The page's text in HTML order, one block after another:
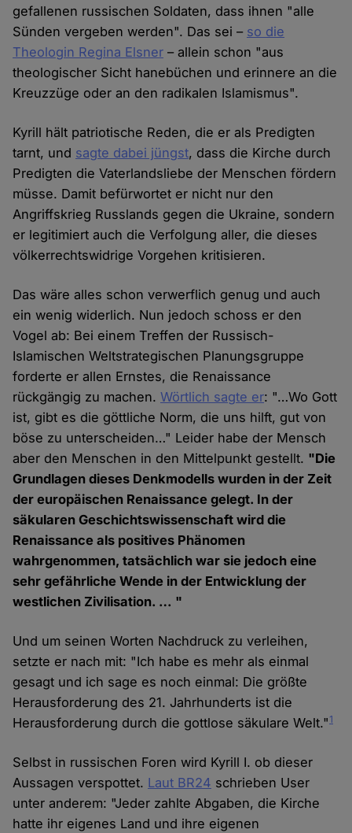
gefallenen russischen Soldaten, dass ihnen "alle
Sünden vergeben werden". Das sei – so die
Theologin Regina Elsner – allein schon "aus
theologischer Sicht hanebüchen und erinnere an die
Kreuzzüge oder an den radikalen Islamismus".
Kyrill hält patriotische Reden, die er als Predigten
tarnt, und sagte dabei jüngst, dass die Kirche durch
Predigten die Vaterlandsliebe der Menschen fördern
müsse. Damit befürwortet er nicht nur den
Angriffskrieg Russlands gegen die Ukraine, sondern
er legitimiert auch die Verfolgung aller, die dieses
völkerrechtswidrige Vorgehen kritisieren.
Das wäre alles schon verwerflich genug und auch
ein wenig widerlich. Nun jedoch schoss er den
Vogel ab: Bei einem Treffen der Russisch-
Islamischen Weltstrategischen Planungsgruppe
forderte er allen Ernstes, die Renaissance
rückgängig zu machen.Wörtlich sagte er: "…Wo Gott
ist, gibt es die göttliche Norm, die uns hilft, gut von
böse zu unterscheiden…" Leider habe der Mensch
aber den Menschen in den Mittelpunkt gestellt. "Die
Grundlagen dieses Denkmodells wurden in der Zeit
der europäischen Renaissance gelegt. In der
säkularen Geschichtswissenschaft wird die
Renaissance als positives Phänomen
wahrgenommen, tatsächlich war sie jedoch eine
sehr gefährliche Wende in der Entwicklung der
westlichen Zivilisation. … "
Und um seinen Worten Nachdruck zu verleihen,
setzte er nach mit: "Ich habe es mehr als einmal
gesagt und ich sage es noch einmal: Die größte
Herausforderung des 21. Jahrhunderts ist die
Herausforderung durch die gottlose säkulare Welt."1
Selbst in russischen Foren wird Kyrill I. ob dieser
Aussagen verspottet. Laut BR24 schrieben User
unter anderem: "Jeder zahlte Abgaben, die Kirche
hatte ihr eigenes Land und ihre eigenen